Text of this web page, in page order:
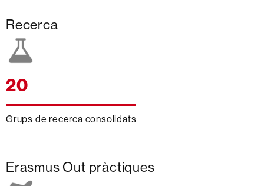
Recerca
20
Grups de recerca consolidats
Erasmus Out pràctiques